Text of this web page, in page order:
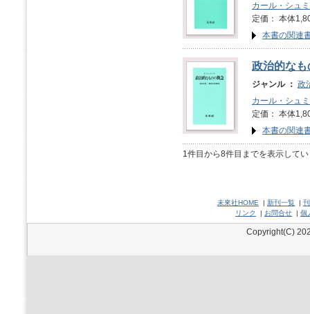
カール・シュ
定価： 本体
本書の関連
政治的なも
ジャンル ： 政
カール・シュ
定価： 本体
本書の関連
1件目から8件目までを表示して
未來社HOME | 新刊一覧 |
リンク
| お問合せ | 個
Copyright(C)